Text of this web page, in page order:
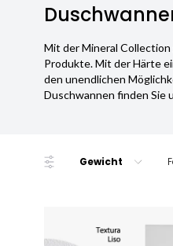
Mit der Mineral
Produkte. Mit der Härte
den unendlichen
Duschwannen finden Sie
Gewicht